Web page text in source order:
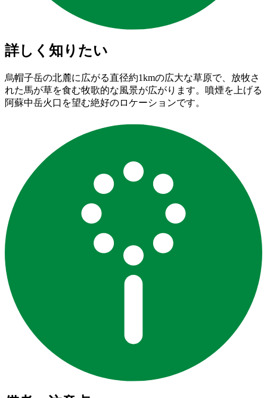
詳しく知りたい
烏帽子岳の北麓に広がる直径約1kmの広大な草原で、放牧さ
れた馬が草を食む牧歌的な風景が広がります。噴煙を上げる
阿蘇中岳火口を望む絶好のロケーションです。